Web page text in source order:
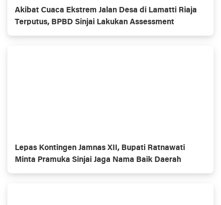
Akibat Cuaca Ekstrem Jalan Desa di Lamatti Riaja
Terputus, BPBD Sinjai Lakukan Assessment
Lepas Kontingen Jamnas XII, Bupati Ratnawati
Minta Pramuka Sinjai Jaga Nama Baik Daerah